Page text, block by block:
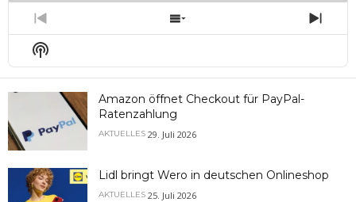
Previous
Episode
Show
Episodes
Next
Show
Podcast
Information
Amazon öffnet Checkout für PayPal-
Ratenzahlung
AKTUELLES 29. Juli 2026
Lidl bringt Wero in deutschen Onlineshop
AKTUELLES 25. Juli 2026